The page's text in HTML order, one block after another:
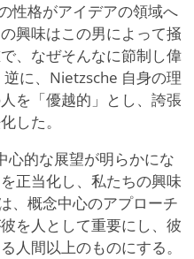
性格がアイデアの領域へ
興味はこの男によって掻
、なぜそんなに節制し偉
に、Nietzsche 自身の理
を「優越的」とし、誇張
した。
心的な展望が明らかにな
正当化し、私たちの興味
、概念中心のアプローチ
を人として重要にし、彼
人間以上のものにする。